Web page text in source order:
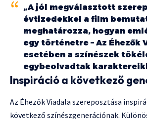
„A jól megválasztott
évtizedekkel a film
meghatározza, hogyan
egy történetre – Az Éhezők
esetében a színészek
egybeolvadtak
Inspiráció a következő
Az Éhezők Viadala szereposztása
következő színészgenerációnak.